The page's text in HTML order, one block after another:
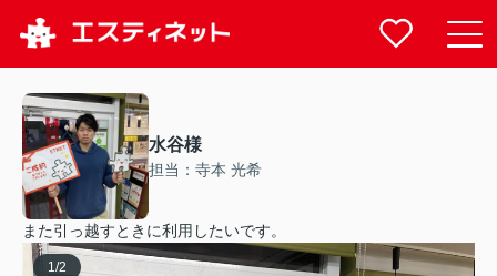
水谷様
担当：寺本 光希
また引っ越すときに利用したいです。
1 /2